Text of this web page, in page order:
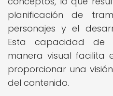
planificación de
personajes y el
Esta capacidad de
manera visual facilita
proporcionar una
del contenido.